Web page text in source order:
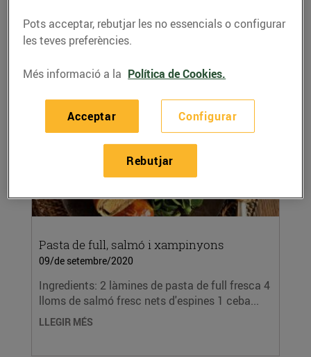
Ingredients per a 4 persones: 1 conill a trossos
200 g de pèsols 2 cebes tendres 2 grans...
Pasta de full, salmó i xampinyons
09/de setembre/2020
Ingredients: 2 làmines de pasta de full fresca 4
lloms de salmó fresc nets d'espines 1 ceba...
LLEGIR MÉS
Pots acceptar, rebutjar les no essencials o configurar
les teves preferències.
Més informació a la Política de Cookies.
Configurar
Rebutjar
Acceptar